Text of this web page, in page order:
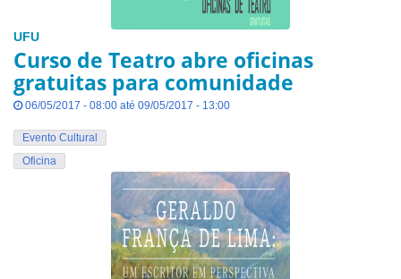
UFU
Curso de Teatro abre oficinas
gratuitas para comunidade
06/05/2017 - 08:00 até 09/05/2017 - 13:00
Evento Cultural
Oficina